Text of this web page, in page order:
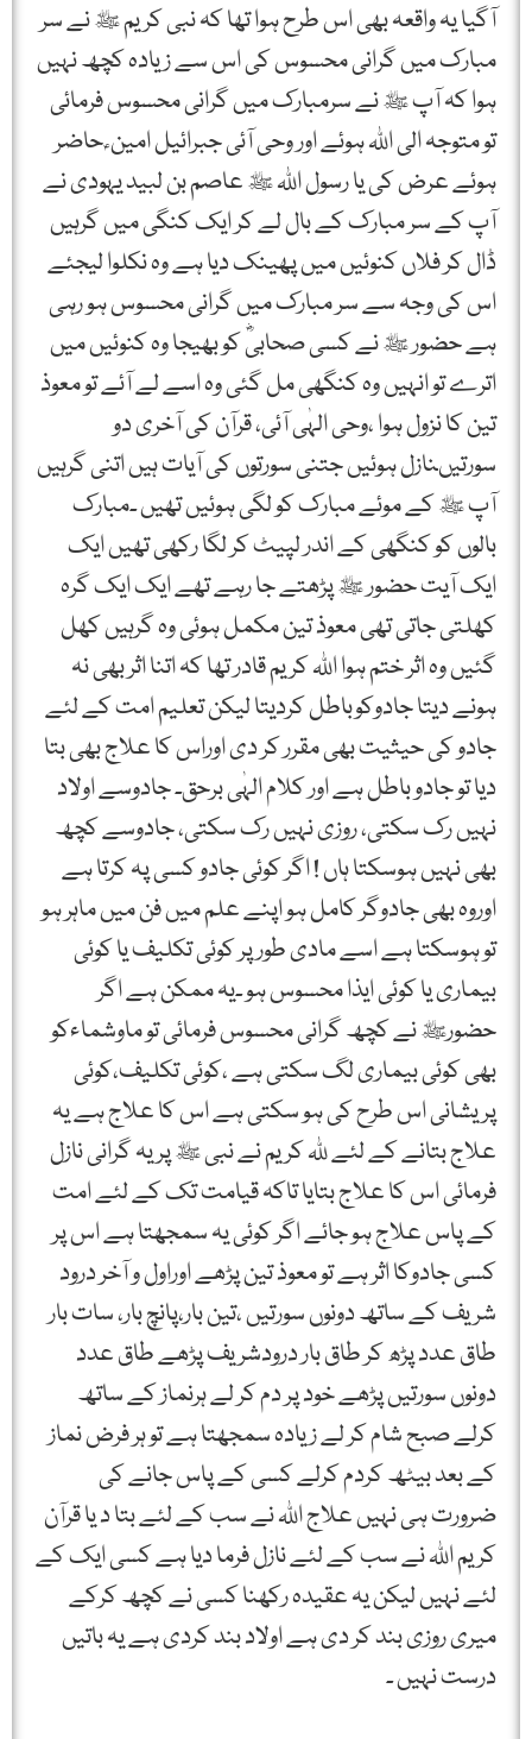
آگیا یہ واقعہ بھی اس طرح ہوا تھا کہ نبی کریم ﷺ نے سر
مبارک میں گرانی محسوس کی اس سے زیادہ کچھ نہیں
ہوا کہ آپ ﷺ نے سرمبارک میں گرانی محسوس فرمائی
تو متوجہ الی اﷲ ہوئے اور وحی آئی جبرائیل امین ؑ حاضر
ہوئے عرض کی یا رسول اﷲ ﷺ عاصم بن لبید یہودی نے
آپ کے سر مبارک کے بال لے کر ایک کنگی میں گرہیں
ڈال کر فلاں کنوئیں میں پھینک دیا ہے وہ نکلوا لیجئے
اس کی وجہ سے سر مبارک میں گرانی محسوس ہو رہی
ہے حضور ﷺ نے کسی صحابیؓ کو بھیجا وہ کنوئیں میں
اترے تو انہیں وہ کنگھی مل گئی وہ اسے لے آئے تو معوذ
تین کا نزول ہوا ،وحی الہٰی آئی، قرآن کی آخری دو
سورتیںنازل ہوئیں جتنی سورتوں کی آیات ہیں اتنی گرہیں
آپ ﷺ کے موئے مبارک کو لگی ہوئیں تھیں ۔مبارک
بالوں کو کنگھی کے اندر لپیٹ کر لگا رکھی تھیں ایک
ایک آیت حضور ﷺ پڑھتے جا رہے تھے ایک ایک گرہ
کھلتی جاتی تھی معوذ تین مکمل ہوئی وہ گرہیں کھل
گئیں وہ اثر ختم ہوا اﷲ کریم قادر تھا کہ اتنا اثر بھی نہ
ہونے دیتا جادوکوباطل کردیتا لیکن تعلیم امت کے لئے
جادو کی حیثیت بھی مقرر کر دی اوراس کا علاج بھی بتا
دیا تو جادو باطل ہے اور کلام الہٰی برحق۔ جادوسے اولاد
نہیں رک سکتی، روزی نہیں رک سکتی، جادوسے کچھ
بھی نہیں ہوسکتا ہاں ! اگر کوئی جادو کسی پہ کرتا ہے
اوروہ بھی جادوگر کامل ہو اپنے علم میں فن میں ماہر ہو
تو ہوسکتا ہے اسے مادی طور پر کوئی تکلیف یا کوئی
بیماری یا کوئی ایذا محسوس ہو ۔یہ ممکن ہے اگر
حضورﷺ نے کچھ گرانی محسوس فرمائی تو ماوشماءکو
بھی کوئی بیماری لگ سکتی ہے ،کوئی تکلیف،کوئی
پریشانی اس طرح کی ہو سکتی ہے اس کا علاج ہے یہ
علاج بتانے کے لئے ﷲ کریم نے نبی ﷺ پر یہ گرانی نازل
فرمائی اس کا علاج بتایا تاکہ قیامت تک کے لئے امت
کے پاس علاج ہو جائے اگر کوئی یہ سمجھتا ہے اس پر
کسی جادوکا اثر ہے تو معوذ تین پڑھے اوراول و آخر درود
شریف کے ساتھ دونوں سورتیں ،تین بار،پانچ بار، سات بار
طاق عدد پڑھ کر طاق بار درودشریف پڑھے طاق عدد
دونوں سورتیں پڑھے خود پر دم کر لے ہرنماز کے ساتھ
کرلے صبح شام کر لے زیادہ سمجھتا ہے تو ہر فرض نماز
کے بعد بیٹھ کردم کرلے کسی کے پاس جانے کی
ضرورت ہی نہیں علاج اﷲ نے سب کے لئے بتا د یا قرآن
کریم اﷲ نے سب کے لئے نازل فرما دیا ہے کسی ایک کے
لئے نہیں لیکن یہ عقیدہ رکھنا کسی نے کچھ کرکے
میری روزی بند کر دی ہے اولاد بند کردی ہے یہ باتیں
درست نہیں ۔